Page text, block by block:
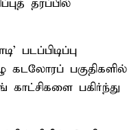
தரப்பில்
படப்பிடிப்பு
கடலோரப் பகுதிகளில்
பகிர்ந்து